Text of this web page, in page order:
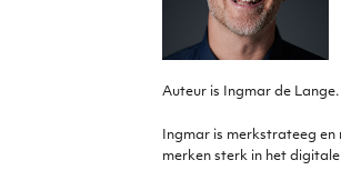
Auteur is Ingmar de Lange.
Ingmar is merkstrateeg en
merken sterk in het